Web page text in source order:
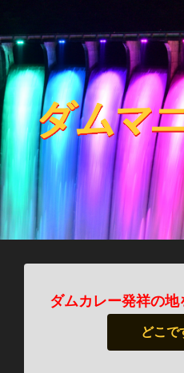
ダムカレー発祥の
どこで